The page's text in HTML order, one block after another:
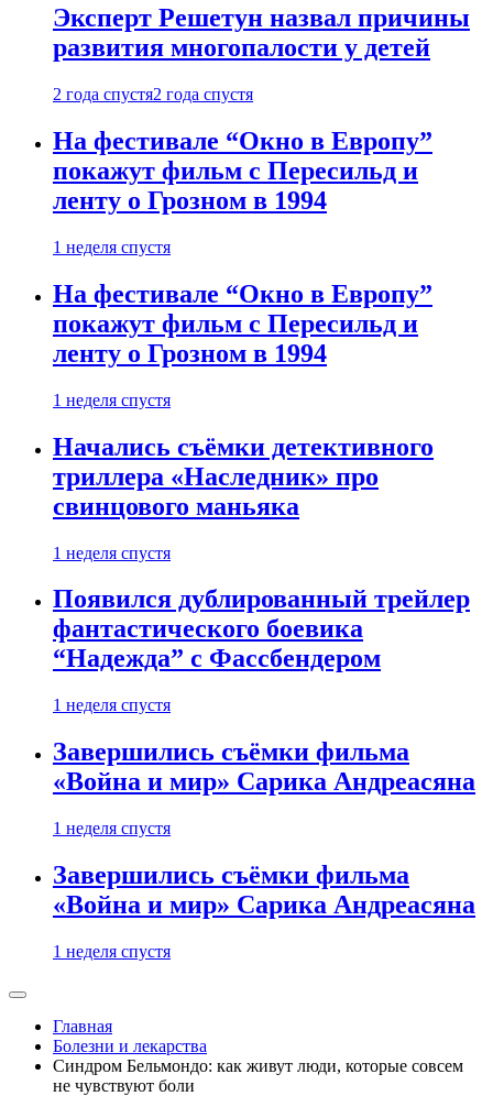
Эксперт Решетун назвал причины
развития многопалости у детей
2 года спустя2 года спустя
На фестивале “Окно в Европу”
покажут фильм с Пересильд и
ленту о Грозном в 1994
1 неделя спустя
На фестивале “Окно в Европу”
покажут фильм с Пересильд и
ленту о Грозном в 1994
1 неделя спустя
Начались съёмки детективного
триллера «Наследник» про
свинцового маньяка
1 неделя спустя
Появился дублированный трейлер
фантастического боевика
“Надежда” с Фассбендером
1 неделя спустя
Завершились съёмки фильма
«Война и мир» Сарика Андреасяна
1 неделя спустя
Завершились съёмки фильма
«Война и мир» Сарика Андреасяна
1 неделя спустя
Главная
Болезни и лекарства
Синдром Бельмондо: как живут люди, которые совсем
не чувствуют боли